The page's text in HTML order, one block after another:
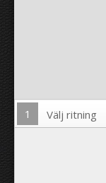
1 Välj ritning